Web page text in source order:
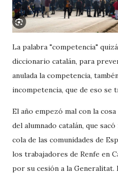
La palabra "competencia"
diccionario catalán, para
anulada la competencia,
incompetencia, que de eso se
El año empezó mal con la
del alumnado catalán, que
cola de las comunidades de
los trabajadores de Renfe en
por su cesión a la Generalitat.